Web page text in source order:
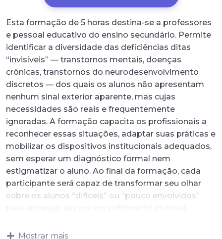
Esta formação de 5 horas destina-se a professores
e pessoal educativo do ensino secundário. Permite
identificar a diversidade das deficiências ditas
“invisíveis” — transtornos mentais, doenças
crônicas, transtornos do neurodesenvolvimento
discretos — dos quais os alunos não apresentam
nenhum sinal exterior aparente, mas cujas
necessidades são reais e frequentemente
ignoradas. A formação capacita os profissionais a
reconhecer essas situações, adaptar suas práticas e
mobilizar os dispositivos institucionais adequados,
sem esperar um diagnóstico formal nem
estigmatizar o aluno. Ao final da formação, cada
participante será capaz de transformar seu olhar
sobre os alunos “difíceis” ou “pouco envolvidos”
Mostrar mais